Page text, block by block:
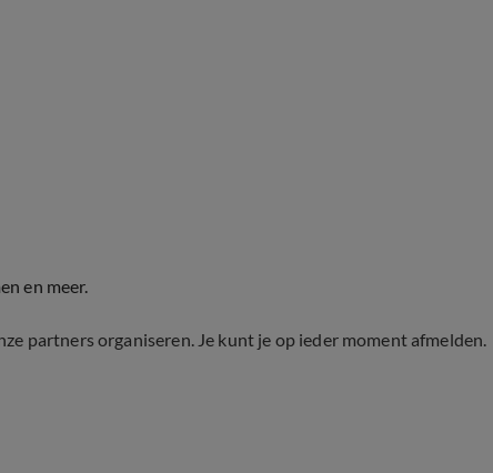
en meer.
partners organiseren. Je kunt je op ieder moment afmelden.